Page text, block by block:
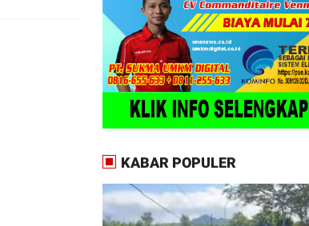
KABAR POPULER